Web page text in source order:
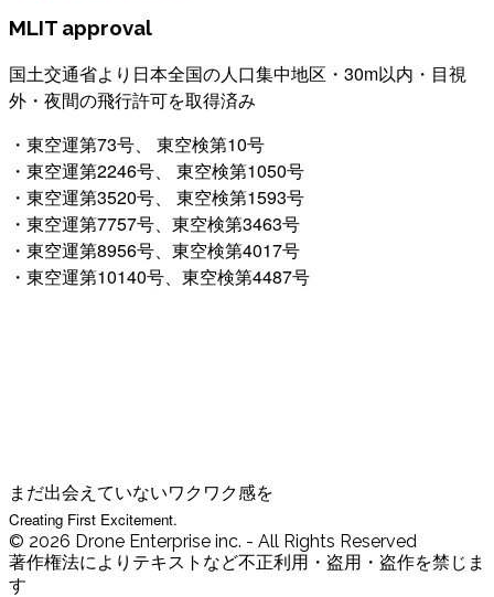
MLIT approval
国土交通省より日本全国の人口集中地区・30m以内・目視
外・夜間の飛行許可を取得済み
・東空運第73号、 東空検第10号
・東空運第2246号、 東空検第1050号
・東空運第3520号、 東空検第1593号
・東空運第7757号、東空検第3463号
・東空運第8956号、東空検第4017号
・東空運第10140号、東空検第4487号
まだ出会えていないワクワク感を
Creating First Excitement.
© 2026 Drone Enterprise inc. - All Rights Reserved
著作権法によりテキストなど不正利用・盗用・盗作を禁じま
す